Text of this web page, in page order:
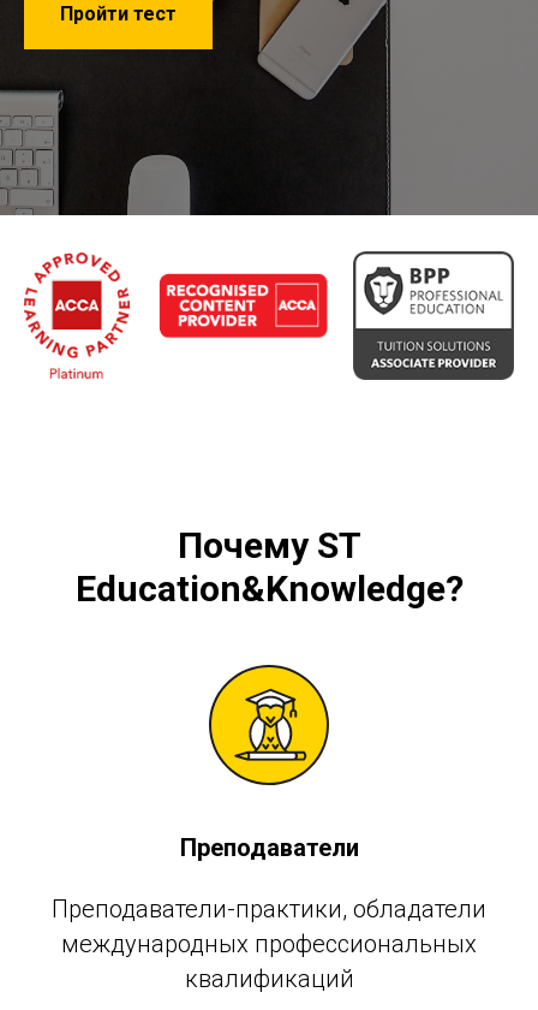
Пройти тест
Почему ST
Education&Knowledge?
Преподаватели
Преподаватели-практики, обладатели
международных профессиональных
квалификаций